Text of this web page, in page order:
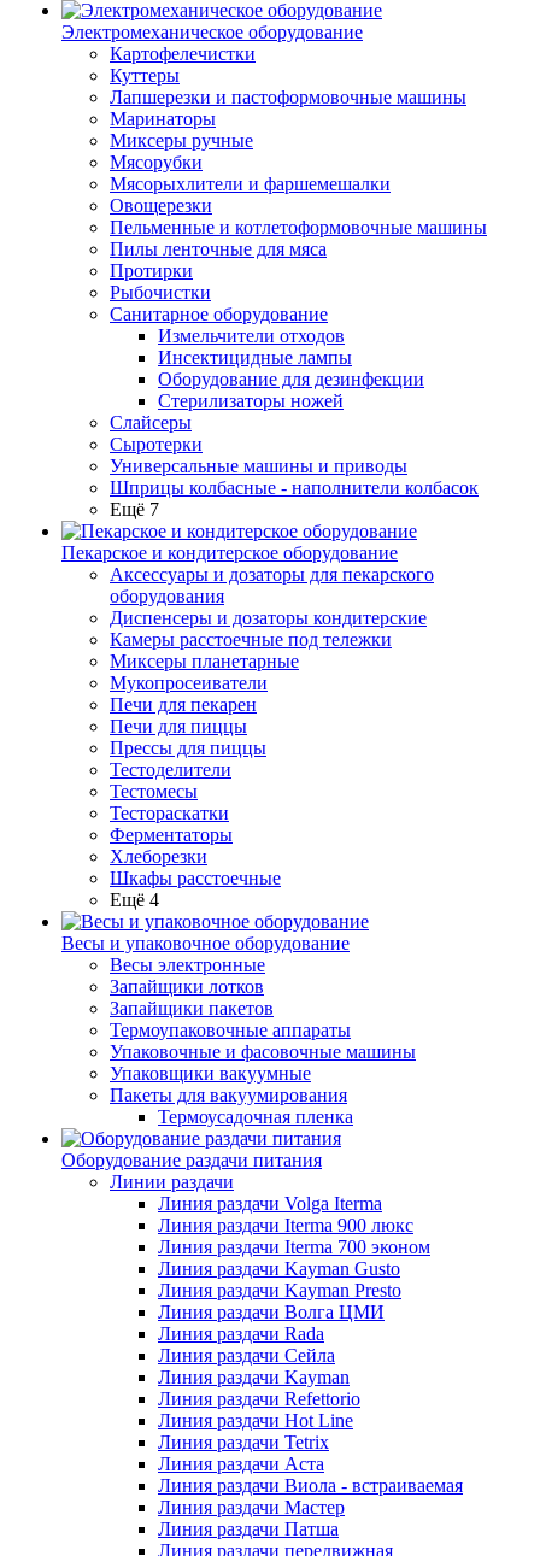
Электромеханическое оборудование
Картофелечистки
Куттеры
Лапшерезки и пастоформовочные машины
Маринаторы
Миксеры ручные
Мясорубки
Мясорыхлители и фаршемешалки
Овощерезки
Пельменные и котлетоформовочные машины
Пилы ленточные для мяса
Протирки
Рыбочистки
Санитарное оборудование
Измельчители отходов
Инсектицидные лампы
Оборудование для дезинфекции
Стерилизаторы ножей
Слайсеры
Сыротерки
Универсальные машины и приводы
Шприцы колбасные - наполнители колбасок
Ещё 7
Пекарское и кондитерское оборудование
Аксессуары и дозаторы для пекарского
оборудования
Диспенсеры и дозаторы кондитерские
Камеры расстоечные под тележки
Миксеры планетарные
Мукопросеиватели
Печи для пекарен
Печи для пиццы
Прессы для пиццы
Тестоделители
Тестомесы
Тестораскатки
Ферментаторы
Хлеборезки
Шкафы расстоечные
Ещё 4
Весы и упаковочное оборудование
Весы электронные
Запайщики лотков
Запайщики пакетов
Термоупаковочные аппараты
Упаковочные и фасовочные машины
Упаковщики вакуумные
Пакеты для вакуумирования
Термоусадочная пленка
Оборудование раздачи питания
Линии раздачи
Линия раздачи Volga Iterma
Линия раздачи Iterma 900 люкс
Линия раздачи Iterma 700 эконом
Линия раздачи Kayman Gusto
Линия раздачи Kayman Presto
Линия раздачи Волга ЦМИ
Линия раздачи Rada
Линия раздачи Сейла
Линия раздачи Kayman
Линия раздачи Refettorio
Линия раздачи Hot Line
Линия раздачи Tetrix
Линия раздачи Аста
Линия раздачи Виола - встраиваемая
Линия раздачи Мастер
Линия раздачи Патша
Линия раздачи передвижная